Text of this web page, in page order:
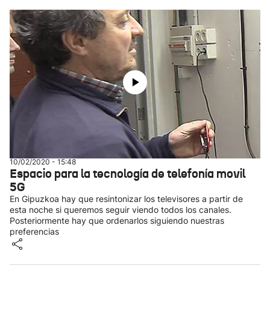
10/02/2020 - 15:48
Espacio para la tecnología de telefonía movil
5G
En Gipuzkoa hay que resintonizar los televisores a partir de
esta noche si queremos seguir viendo todos los canales.
Posteriormente hay que ordenarlos siguiendo nuestras
preferencias